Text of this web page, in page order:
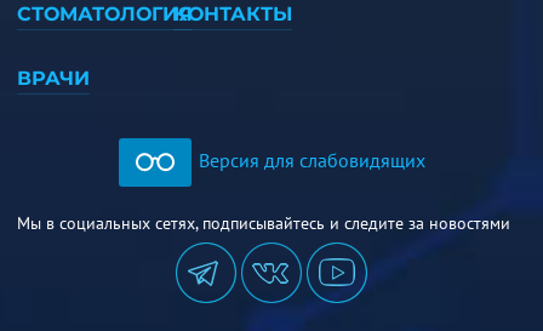
СТОМАТОЛОГИЯ
ВРАЧИ
КОНТАКТЫ
Версия для слабовидящих
Мы в социальных сетях, подписывайтесь и следите за новостями